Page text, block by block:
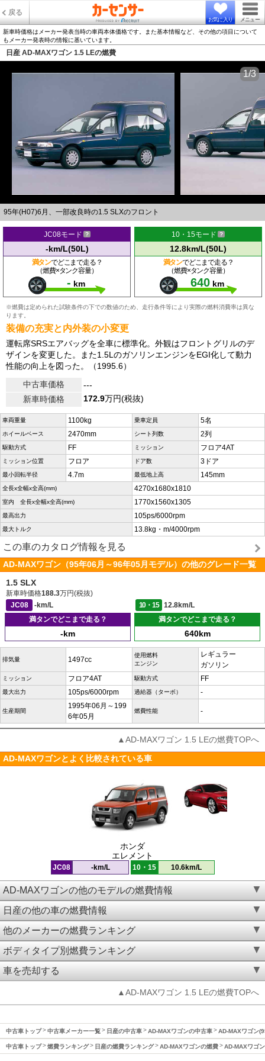
戻る
お気に入り メニュー
新車時価格はメーカー発表当時の車両本体価格です。また基本情報など、その他の項目について
もメーカー発表時の情報に基いています。
日産 AD-MAXワゴン 1.5 LEの燃費
95年(H07)6月、一部改良時の1.5 SLXのフロント
1/3
JC08モード
-km/L(50L)
満タンでどこまで走る？
（燃費×タンク容量）
- km
10・15モード
12.8km/L(50L)
満タンでどこまで走る？
（燃費×タンク容量）
640 km
※燃費は定められた試験条件の下での数値のため、走行条件等により実際の燃料消費率は異な
ります。
装備の充実と内外装の小変更
運転席SRSエアバッグを全車に標準化。外観はフロントグリルのデ
ザインを変更した。また1.5LのガソリンエンジンをEGI化して動力
性能の向上を図った。（1995.6）
中古車価格
---
新車時価格
172.9万円(税抜)
車両重量 1100kg 乗車定員 5名
ホイールベース 2470mm シート列数 2列
駆動方式 FF ミッション フロア4AT
ミッション位置 フロア ドア数 3ドア
最小回転半径 4.7m 最低地上高 145mm
全長x全幅x全高(mm) 4270x1680x1810
室内 全長x全幅x全高(mm) 1770x1560x1305
最高出力 105ps/6000rpm
最大トルク 13.8kg・m/4000rpm
この車のカタログ情報を見る
AD-MAXワゴン（95年06月～96年05月モデル）の他のグレード一覧
1.5 SLX
新車時価格188.3万円(税抜)
JC08
-km/L 10・15
12.8km/L
満タンでどこまで走る？
-km
満タンでどこまで走る？
640km
排気量 1497cc
使用燃料
エンジン
レギュラー
ガソリン
ミッション フロア4AT 駆動方式 FF
最大出力 105ps/6000rpm 過給器（ターボ） -
生産期間
1995年06月～199
6年05月
燃費性能 -
▲AD-MAXワゴン 1.5 LEの燃費TOPへ
AD-MAXワゴンとよく比較されている車
ホンダ
エレメント
JC08 -km/L 10・15 10.6km/L
AD-MAXワゴンの他のモデルの燃費情報
日産の他の車の燃費情報
他のメーカーの燃費ランキング
ボディタイプ別燃費ランキング
車を売却する
▲AD-MAXワゴン 1.5 LEの燃費TOPへ
中古車トップ 中古車メーカー一覧 日産の中古車 AD-MAXワゴンの中古車 AD-MAXワゴン
中古車トップ 燃費ランキング 日産の燃費ランキング AD-MAXワゴンの燃費 AD-MAXワゴ